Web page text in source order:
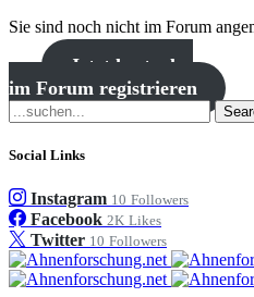
Sie sind noch nicht im Forum
Jetzt kostenlos
im Forum registrieren
Social Links
Instagram 10 Followers
Facebook 2K Likes
Twitter 10 Followers